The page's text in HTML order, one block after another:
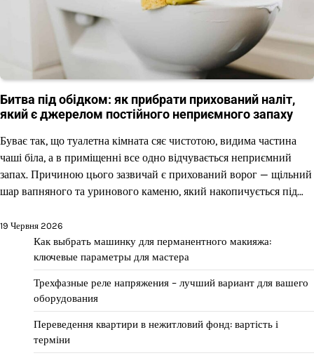
Битва під обідком: як прибрати прихований наліт,
який є джерелом постійного неприємного запаху
Буває так, що туалетна кімната сяє чистотою, видима частина
чаші біла, а в приміщенні все одно відчувається неприємний
запах. Причиною цього зазвичай є прихований ворог — щільний
шар вапняного та уринового каменю, який накопичується під…
19 Червня 2026
Как выбрать машинку для перманентного макияжа:
ключевые параметры для мастера
Трехфазные реле напряжения – лучший вариант для вашего
оборудования
Переведення квартири в нежитловий фонд: вартість і
терміни